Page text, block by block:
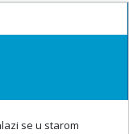
se u starom